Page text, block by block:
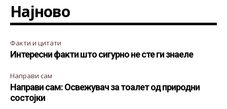
Најново
Факти и цитати
Интересни факти што сигурно не сте ги знаеле
Направи сам
Направи сам: Освежувач за тоалет од природни
состојки